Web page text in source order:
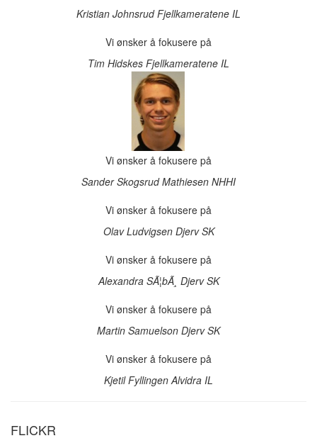
Kristian JohnsrudFjellkameratene IL
Vi ønsker å fokusere på
Tim Hidskes Fjellkameratene IL
Vi ønsker å fokusere på
Sander Skogsrud Mathiesen NHHI
Vi ønsker å fokusere på
Olav Ludvigsen Djerv SK
Vi ønsker å fokusere på
Alexandra SÃ¦bÃ¸ Djerv SK
Vi ønsker å fokusere på
Martin Samuelson Djerv SK
Vi ønsker å fokusere på
Kjetil FyllingenAlvidra IL
FLICKR